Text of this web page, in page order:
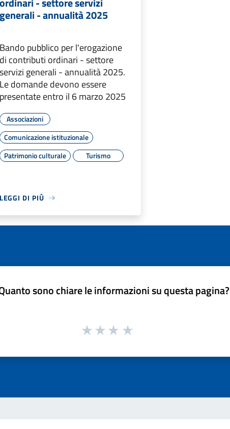
- annualità 2025
pubblico per l'erogazione
contributi ordinari - settore
generali - annualità 2025.
domande devono essere
entro il 6 marzo 2025
Associazioni
Comunicazione istituzionale
Patrimonio culturale
Turismo
DI PIÙ
sono chiare le informazioni su questa pagina?